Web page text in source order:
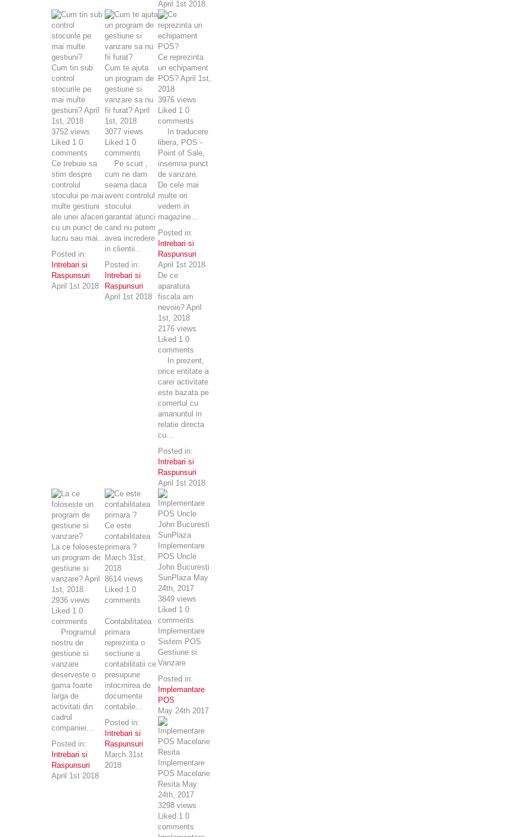
April 1st 2018
Cum tin sub
control
stocurile pe
mai multe
gestiuni? April
1st, 2018
3752 views
Liked 1 0
comments
Ce trebuie sa
stim despre
controlul
stocului pe mai
multe gestiuni
ale unei afaceri
cu un punct de
lucru sau mai...
Posted in:
Intrebari si
Raspunsuri
April 1st 2018
Cum te ajuta
un program de
gestiune si
vanzare sa nu
fii furat? April
1st, 2018
3077 views
Liked 1 0
comments
Pe scurt ,
cum ne dam
seama daca
avem controlul
stocului
garantat atunci
cand nu putem
avea incredere
in clientii...
Posted in:
Intrebari si
Raspunsuri
April 1st 2018
Ce reprezinta
un echipament
POS? April 1st,
2018
3976 views
Liked 1 0
comments
In traducere
libera, POS -
Point of Sale,
insemna punct
de vanzare.
De cele mai
multe ori
vedem in
magazine...
Posted in:
Intrebari si
Raspunsuri
April 1st 2018
De ce
aparatura
fiscala am
nevoie? April
1st, 2018
2176 views
Liked 1 0
comments
In prezent,
orice entitate a
carei activitate
este bazata pe
comertul cu
amanuntul in
relatie directa
cu...
Posted in:
Intrebari si
Raspunsuri
April 1st 2018
La ce foloseste
un program de
gestiune si
vanzare? April
1st, 2018
2936 views
Liked 1 0
comments
Programul
nostru de
gestiune si
vanzare
deserveste o
gama foarte
larga de
activitati din
cadrul
companiei...
Posted in:
Intrebari si
Raspunsuri
April 1st 2018
Ce este
contabilitatea
primara ?
March 31st,
2018
8614 views
Liked 1 0
comments
Contabilitatea
primara
reprezinta o
sectiune a
contabilitatii ce
presupune
intocmirea de
documente
contabile...
Posted in:
Intrebari si
Raspunsuri
March 31st
2018
Implementare
POS Uncle
John Bucuresti
SunPlaza May
24th, 2017
3849 views
Liked 1 0
comments
Implementare
Sistem POS
Gestiune si
Vanzare
Posted in:
Implemantare
POS
May 24th 2017
Implementare
POS Macelarie
Resita May
24th, 2017
3298 views
Liked 1 0
comments